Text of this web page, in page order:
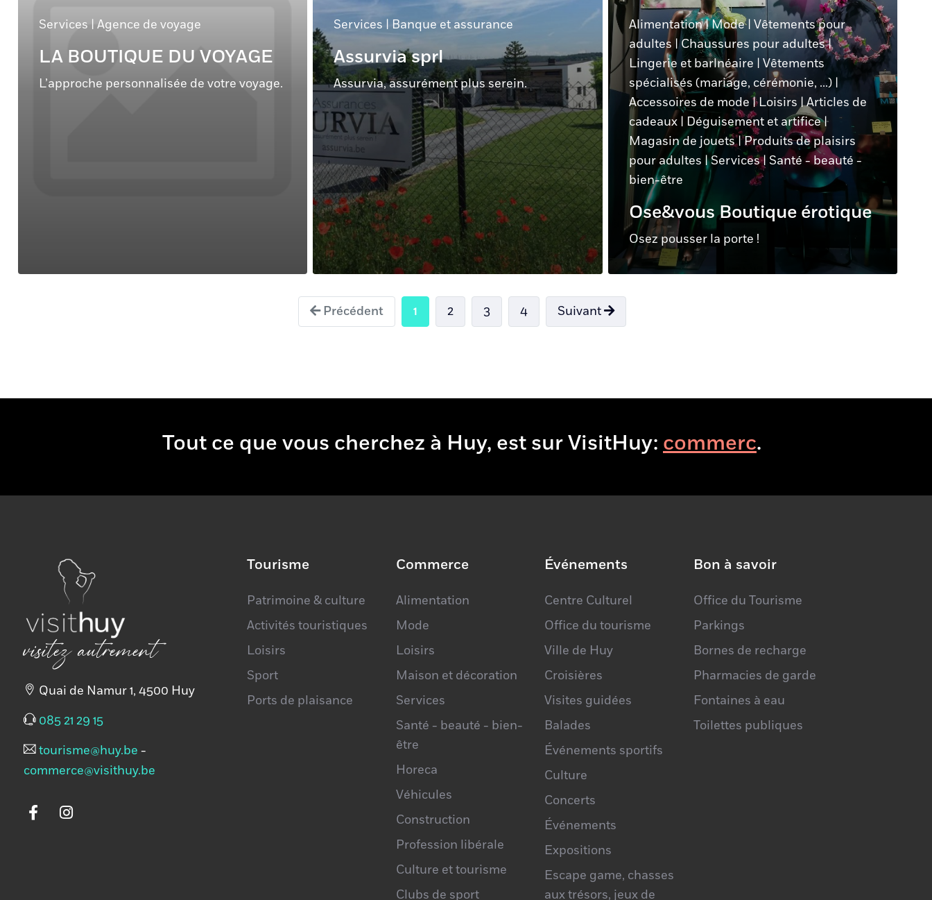
Services | Agence de voyage
LA BOUTIQUE DU VOYAGE
L’approche personnalisée de votre voyage.
Services | Banque et assurance
Assurvia sprl
Assurvia, assurément plus serein.
Alimentation|Mode| Vêtements pour
adultes|Chaussures pour adultes|
Lingerie et barlnéaire | Vêtements
spécialisés (mariage, cérémonie, ...)|
Accessoires de mode|Loisirs |Articles de
cadeaux| Déguisement et artifice|
Magasin de jouets|Produits de plaisirs
pour adultes |Services| Santé - beauté -
bien-être
Ose&vous Boutique érotique
Osez pousser la porte !
Précédent 1 2 3 4 Suivant
Tout ce que vous cherchez à Huy, est sur VisitHuy:boire.
visitez autrement
Quai de Namur 1, 4500 Huy
085 21 29 15
tourisme@huy.be -
commerce@visithuy.be
Tourisme
Patrimoine & culture
Activités touristiques
Loisirs
Sport
Ports de plaisance
Commerce
Alimentation
Mode
Loisirs
Maison et décoration
Services
Santé - beauté - bien-
être
Horeca
Véhicules
Construction
Profession libérale
Culture et tourisme
Clubs de sport
Événements
Centre Culturel
Office du tourisme
Ville de Huy
Croisières
Visites guidées
Balades
Événements sportifs
Culture
Concerts
Événements
Expositions
Escape game, chasses
aux trésors, jeux de
Bon à savoir
Office du Tourisme
Parkings
Bornes de recharge
Pharmacies de garde
Fontaines à eau
Toilettes publiques